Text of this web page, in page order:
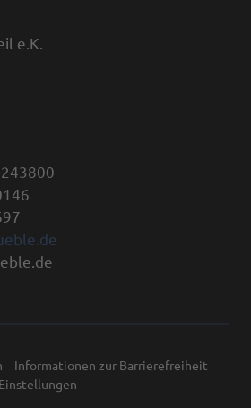
e.K.
Informationen zur Barrierefreiheit